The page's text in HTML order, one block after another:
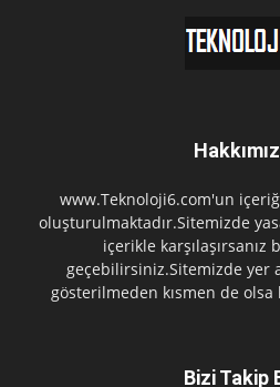
www.Teknoloji6.com'un
oluşturulmaktadır.Sitemizde
içerikle
geçebilirsiniz.Sitemizde yer
gösterilmeden kısmen de olsa
Bizi Takip